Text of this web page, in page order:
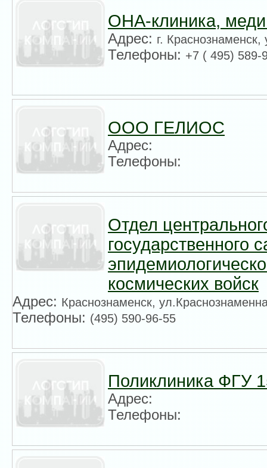
ОНА-клиника,
Адрес:г.
Телефоны:+7 ( 495) 589-
ООО ГЕЛИОС
Адрес:
Телефоны:
Отдел
государственного
космических войск
Адрес:Краснознаменск,
Телефоны:(495) 590-96-55
Поликлиника ФГУ
Адрес:
Телефоны: